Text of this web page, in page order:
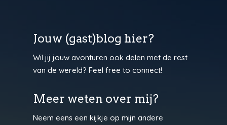
Jouw (gast)blog hier?
Wil jij jouw avonturen ook delen met de rest
van de wereld? Feel free to connect!
Meer weten over mij?
Neem eens een kijkje op mijn andere